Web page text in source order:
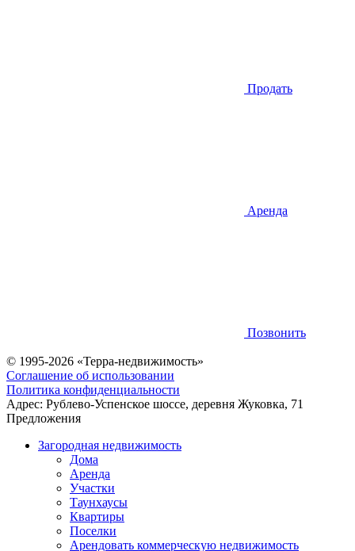
Продать
Аренда
Позвонить
© 1995-2026 «Терра-недвижимость»
Соглашение об использовании
Политика конфиденциальности
Адрес: Рублево-Успенское шоссе, деревня Жуковка, 71
Предложения
Загородная недвижимость
Дома
Аренда
Участки
Таунхаусы
Квартиры
Поселки
Арендовать коммерческую недвижимость